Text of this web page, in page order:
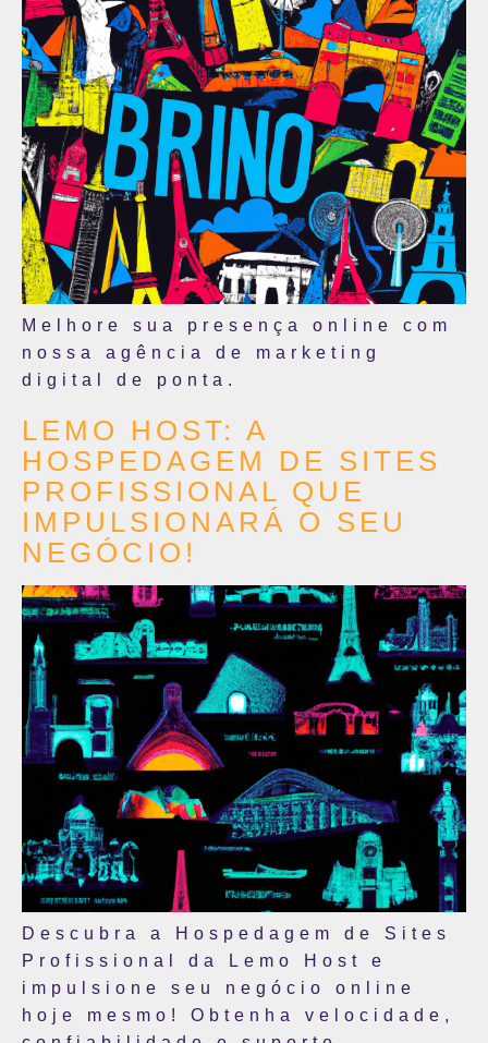
Melhore sua presença online com
nossa agência de marketing
digital de ponta.
LEMO HOST: A
HOSPEDAGEM DE SITES
PROFISSIONAL QUE
IMPULSIONARÁ O SEU
NEGÓCIO!
Descubra a Hospedagem de Sites
Profissional da Lemo Host e
impulsione seu negócio online
hoje mesmo! Obtenha velocidade,